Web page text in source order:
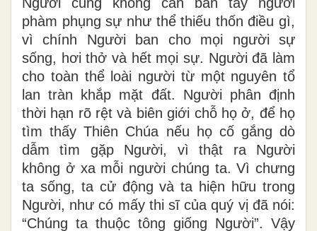
phàm phụng sự như thể thiếu thốn điều gì,
vì chính Người ban cho mọi người sự
sống, hơi thở và hết mọi sự. Người đã làm
cho toàn thể loài người từ một nguyên tổ
lan tràn khắp mặt đất. Người phân định
thời hạn rõ rệt và biên giới chỗ họ ở, để họ
tìm thấy Thiên Chúa nếu họ cố gắng dò
dẫm tìm gặp Người, vì thật ra Người
không ở xa mỗi người chúng ta. Vì chưng
ta sống, ta cử động và ta hiện hữu trong
Người, như có mấy thi sĩ của quý vị đã nói:
“Chúng ta thuộc tông giống Người”. Vậy